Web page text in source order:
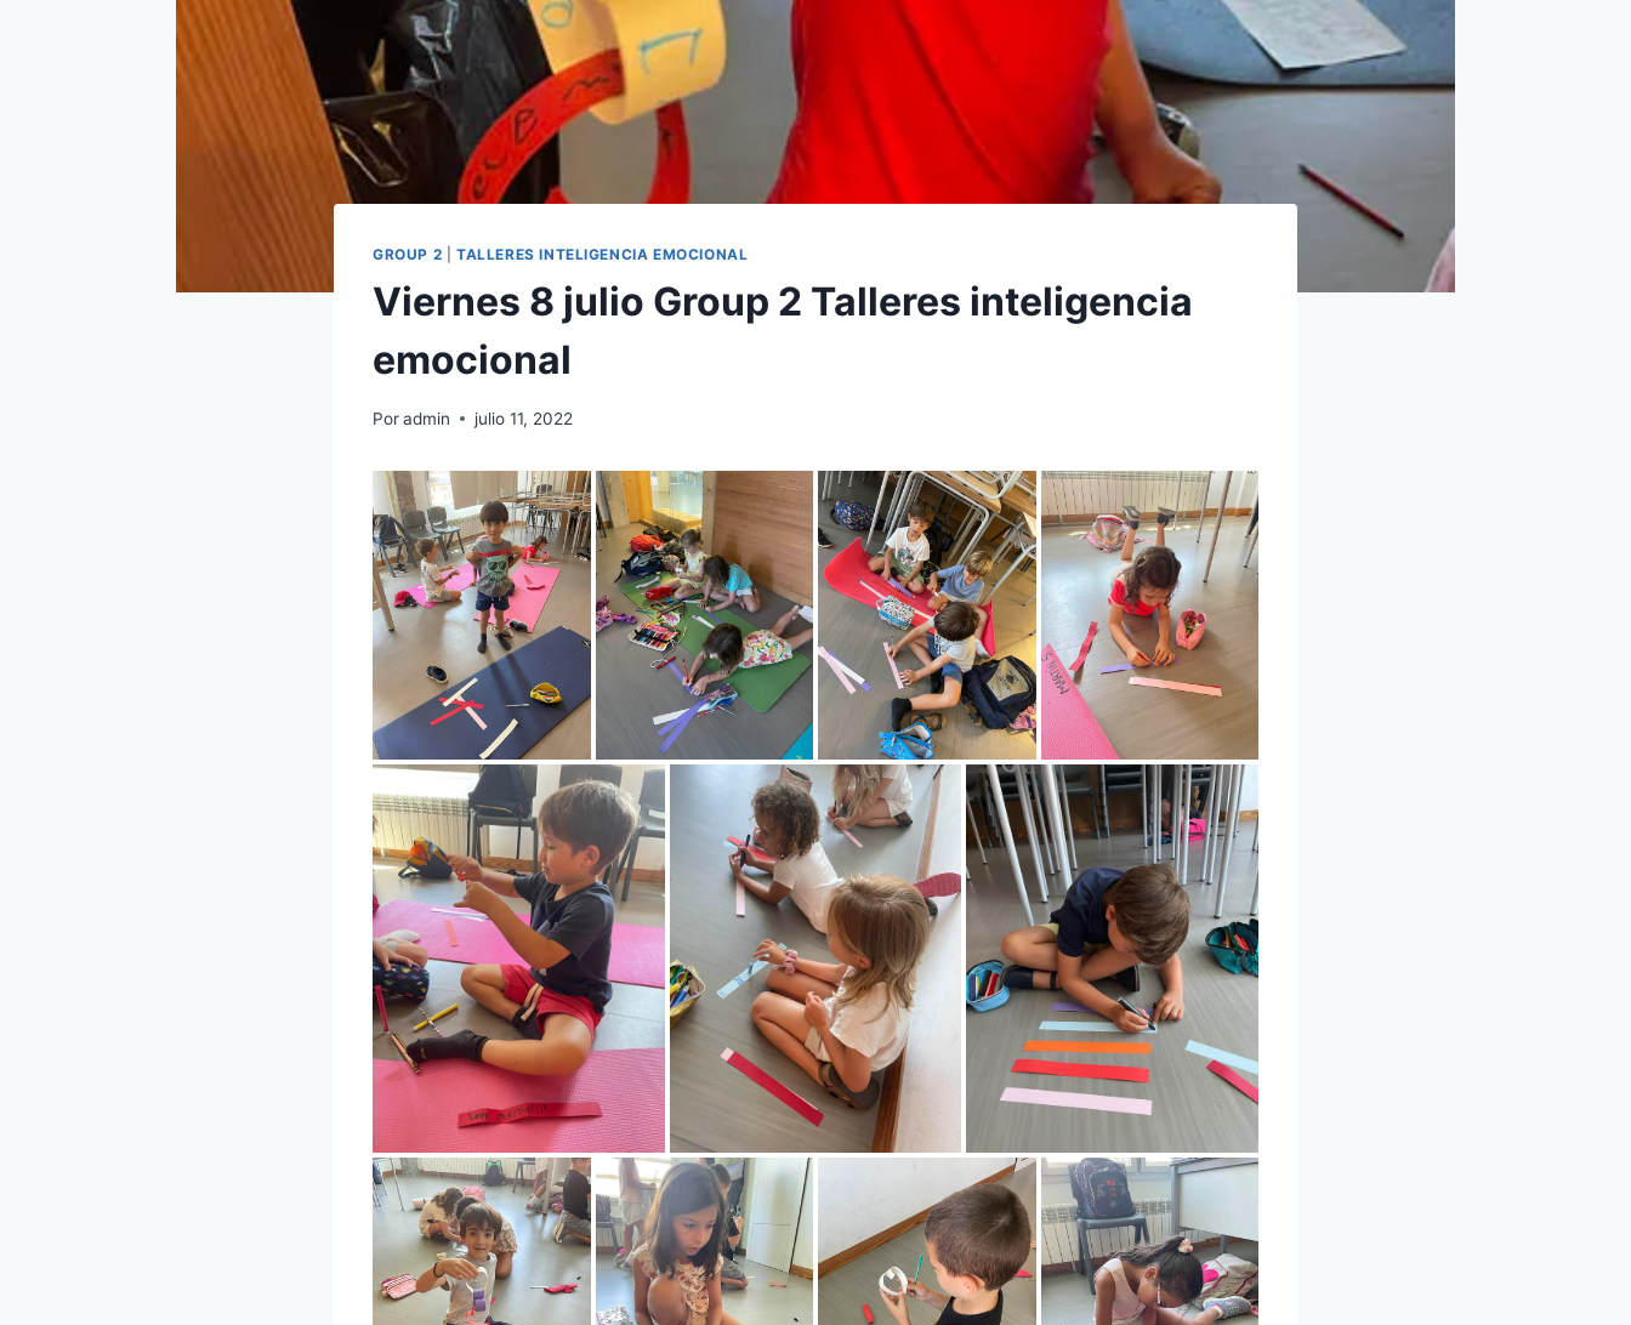
GROUP 2 TALLERES INTELIGENCIA EMOCIONAL
Viernes 8 julio Group 2 Talleres inteligencia
emocional
Poradmin julio 11, 2022